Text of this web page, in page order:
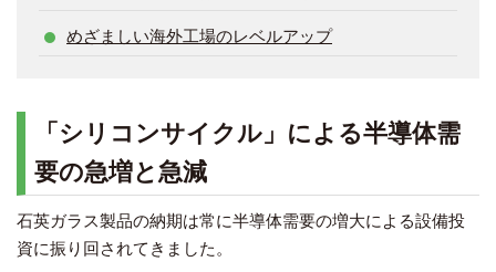
めざましい海外工場のレベルアップ
「シリコンサイクル」による半導体需
要の急増と急減
石英ガラス製品の納期は常に半導体需要の増大による設備投
資に振り回されてきました。